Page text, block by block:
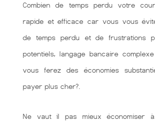
Combien de temps perdu votre
rapide et efficace car vous vous
de temps perdu et de frustrations
potentiels, langage bancaire
vous ferez des économies
payer plus cher?.
Ne vaut il pas mieux économiser